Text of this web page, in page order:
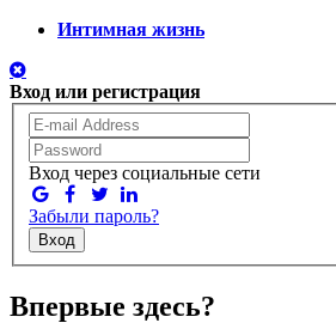
Интимная жизнь
Вход или регистрация
Вход через социальные сети
Забыли пароль?
Вход
Впервые здесь?